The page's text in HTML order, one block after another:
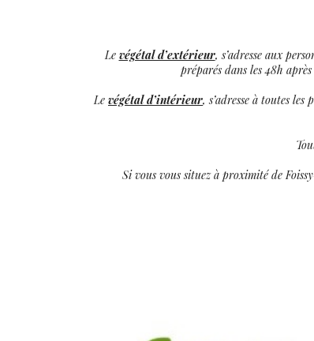
Le végétal d’extérieur, s’adresse aux
préparés dans les 48h
Le végétal d’intérieur, s’adresse à toutes
Si vous vous situez à proximité de